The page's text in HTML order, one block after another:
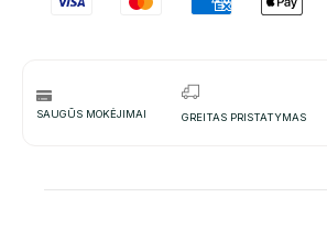
SAUGŪS MOKĖJIMAI GREITAS PRISTATYMAS